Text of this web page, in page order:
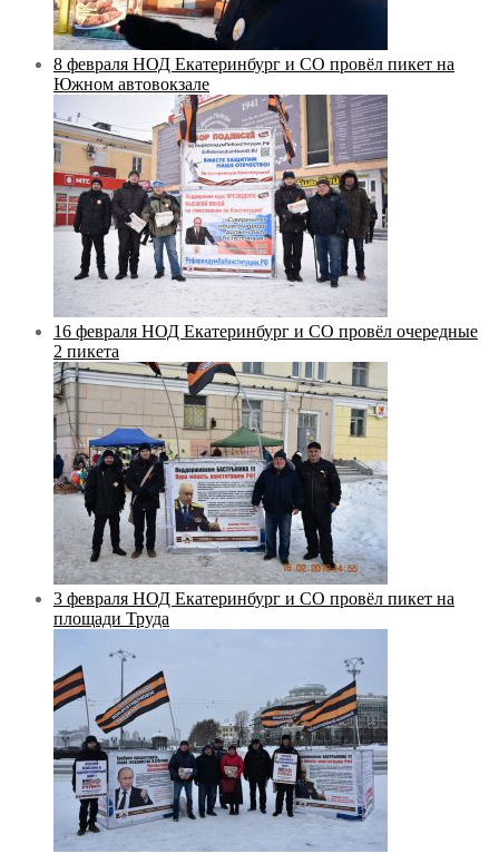
8 февраля НОД Екатеринбург и СО провёл пикет на
Южном автовокзале
16 февраля НОД Екатеринбург и СО провёл очередные
2 пикета
3 февраля НОД Екатеринбург и СО провёл пикет на
площади Труда